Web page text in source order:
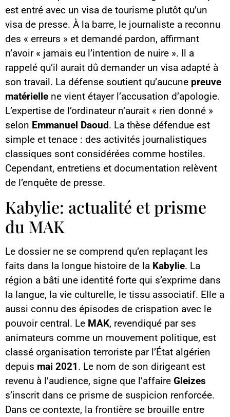
est entré avec un visa de tourisme plutôt qu’un
visa de presse. À la barre, le journaliste a reconnu
des « erreurs » et demandé pardon, affirmant
n’avoir « jamais eu l’intention de nuire ». Il a
rappelé qu’il aurait dû demander un visa adapté à
son travail. La défense soutient qu’aucune preuve
matérielle ne vient étayer l’accusation d’apologie.
L’expertise de l’ordinateur n’aurait « rien donné »
selon Emmanuel Daoud. La thèse défendue est
simple et tenace : des activités journalistiques
classiques sont considérées comme hostiles.
Cependant, entretiens et documentation relèvent
de l’enquête de presse.
Kabylie: actualité et prisme
du MAK
Le dossier ne se comprend qu’en replaçant les
faits dans la longue histoire de la Kabylie. La
région a bâti une identité forte qui s’exprime dans
la langue, la vie culturelle, le tissu associatif. Elle a
aussi connu des épisodes de crispation avec le
pouvoir central. Le MAK, revendiqué par ses
animateurs comme un mouvement politique, est
classé organisation terroriste par l’État algérien
depuis mai 2021. Le nom de son dirigeant est
revenu à l’audience, signe que l’affaire Gleizes
s’inscrit dans ce prisme de suspicion renforcée.
Dans ce contexte, la frontière se brouille entre